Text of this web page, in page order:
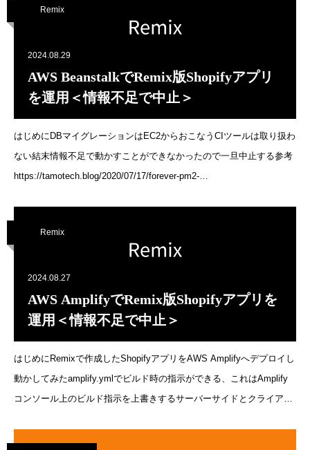
https://www.s3lab.co.jp/blog/remix/2189/https://www.s3lab.co.jp/blog/
手順EC2インスタンスの生成EIPの付与RDS Proxy経由でPostgresqlへ
接続できるようにセキュリティグループを設定nginxのインストール
Remixソースをgitからチェックアウトビルド、DBマイグレーショ
ン.envを設定npm installremix vite:buildnpx prisma generatenpx
Remix
2024.08.29
AWS BeanstalkでRemix版Shopifyアプリ
を運用＜情報不足で中止＞
はじめにDBマイグレーションはEC2からおこなうCIツールは取り扱わ
ない結末情報不足で動かすことができなかったので一旦中止する参考
https://tamotech.blog/2020/07/17/forever-pm2-
resetリリース準備環境での作業設定ファイルの更新.envにステージに
応じた設定を入力SHOPIFY_API_KEY= # Shopify partner
consoleSHOPIFY_API_SECRET= # Shopify partner
consoleDATASOURCE_URL=SHOPIFY_APP_URL=ビルド実行build
ディレクトリにデプロイ用のcli
Remix
2024.08.27
AWS AmplifyでRemix版Shopifyアプリを
運用＜情報不足で中止＞
はじめにRemixで作成したShopifyアプリをAWS Amplifyへデプロイし
動かしてみたamplify.ymlでビルド時の指示ができる、これはAmplify
コンソール上のビルド指示を上書きするサーバーサイドとクライアン